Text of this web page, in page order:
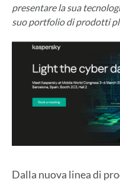
presentare la sua
suo portfolio di prodotti
Dalla nuova linea di